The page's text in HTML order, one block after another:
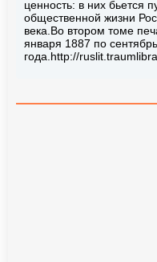
ценность: в них бьется
общественной жизни
века.Во втором томе
января 1887 по
года.http://